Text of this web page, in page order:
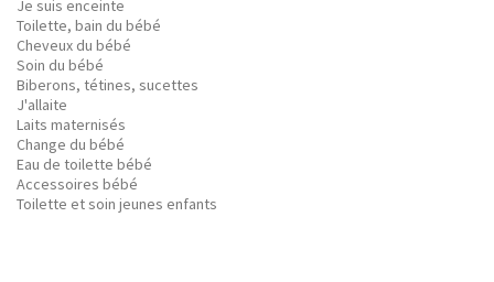
Je suis enceinte
Toilette, bain du bébé
Cheveux du bébé
Soin du bébé
Biberons, tétines, sucettes
J'allaite
Laits maternisés
Change du bébé
Eau de toilette bébé
Accessoires bébé
Toilette et soin jeunes enfants